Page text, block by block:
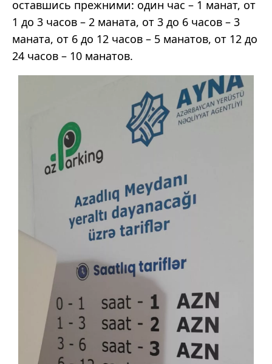
оставшись прежними: один час – 1 манат, от
1 до 3 часов – 2 маната, от 3 до 6 часов – 3
маната, от 6 до 12 часов – 5 манатов, от 12 до
24 часов – 10 манатов.